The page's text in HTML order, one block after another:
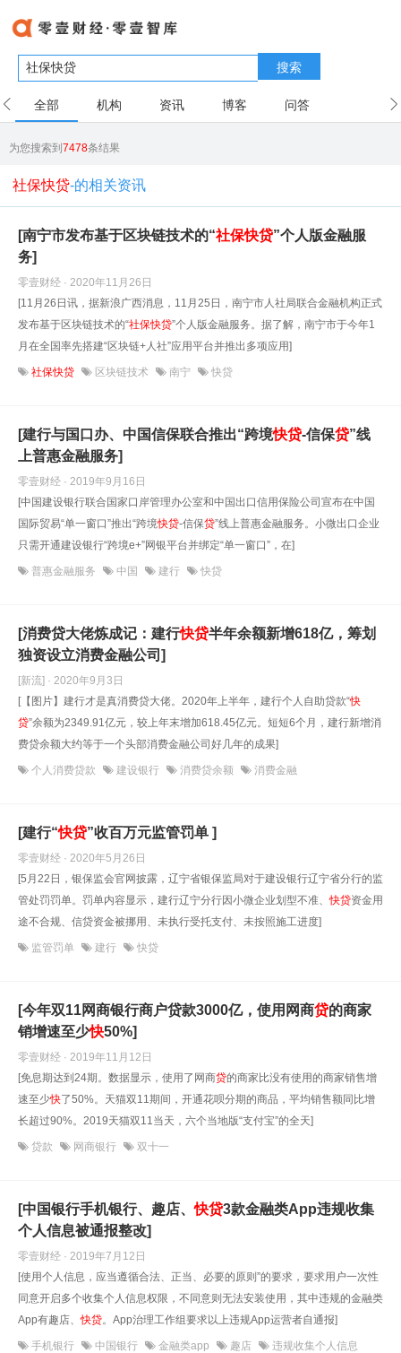
搜索
全部 机构 资讯 博客 问答
为您搜索到7478条结果
社保快贷-的相关资讯
[南宁市发布基于区块链技术的“社保快贷”个人版金融服
务]
零壹财经 · 2020年11月26日
[11月26日讯，据新浪广西消息，11月25日，南宁市人社局联合金融机构正式
发布基于区块链技术的“社保快贷”个人版金融服务。据了解，南宁市于今年1
月在全国率先搭建“区块链+人社”应用平台并推出多项应用]
社保快贷 区块链技术 南宁 快贷
[建行与国口办、中国信保联合推出“跨境快贷-信保贷”线
上普惠金融服务]
零壹财经 · 2019年9月16日
[中国建设银行联合国家口岸管理办公室和中国出口信用保险公司宣布在中国
国际贸易“单一窗口”推出“跨境快贷-信保贷”线上普惠金融服务。小微出口企业
只需开通建设银行“跨境e+”网银平台并绑定“单一窗口”，在]
普惠金融服务 中国 建行 快贷
[消费贷大佬炼成记：建行快贷半年余额新增618亿，筹划
独资设立消费金融公司]
[新流] · 2020年9月3日
[【图片】建行才是真消费贷大佬。2020年上半年，建行个人自助贷款“快
贷”余额为2349.91亿元，较上年末增加618.45亿元。短短6个月，建行新增消
费贷余额大约等于一个头部消费金融公司好几年的成果]
个人消费贷款 建设银行 消费贷余额 消费金融
[建行“快贷”收百万元监管罚单 ]
零壹财经 · 2020年5月26日
[5月22日，银保监会官网披露，辽宁省银保监局对于建设银行辽宁省分行的监
管处罚罚单。罚单内容显示，建行辽宁分行因小微企业划型不准、快贷资金用
途不合规、信贷资金被挪用、未执行受托支付、未按照施工进度]
监管罚单 建行 快贷
[今年双11网商银行商户贷款3000亿，使用网商贷的商家
销增速至少快50%]
零壹财经 · 2019年11月12日
[免息期达到24期。数据显示，使用了网商贷的商家比没有使用的商家销售增
速至少快了50%。天猫双11期间，开通花呗分期的商品，平均销售额同比增
长超过90%。2019天猫双11当天，六个当地版“支付宝”的全天]
贷款 网商银行 双十一
[中国银行手机银行、趣店、快贷3款金融类App违规收集
个人信息被通报整改]
零壹财经 · 2019年7月12日
[使用个人信息，应当遵循合法、正当、必要的原则”的要求，要求用户一次性
同意开启多个收集个人信息权限，不同意则无法安装使用，其中违规的金融类
App有趣店、快贷。App治理工作组要求以上违规App运营者自通报]
手机银行 中国银行 金融类app 趣店 违规收集个人信息